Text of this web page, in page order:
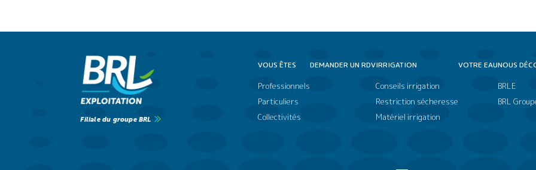
VOUS ÊTES
Professionnels
Particuliers
Collectivités
DEMANDER UN RDVIRRIGATION
Conseils irrigation
Restriction sécheresse
Matériel irrigation
VOTRE EAUNOUS
BRLE
BRL
Filiale du groupe BRL